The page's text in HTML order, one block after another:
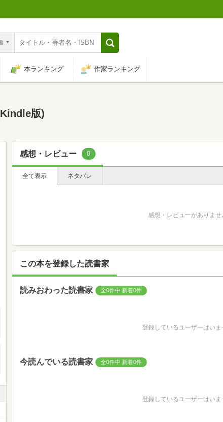
本ランキング 作家ランキング
版)
感想・レビュー 0
全て表示 ネタバレ
感想・レビューがありませ
この本を登録した読書家
読みおわった読書家 全0件中 新着0件
登録しているユーザーはいま
今読んでいる読書家 全0件中 新着0件
登録しているユーザーはいま